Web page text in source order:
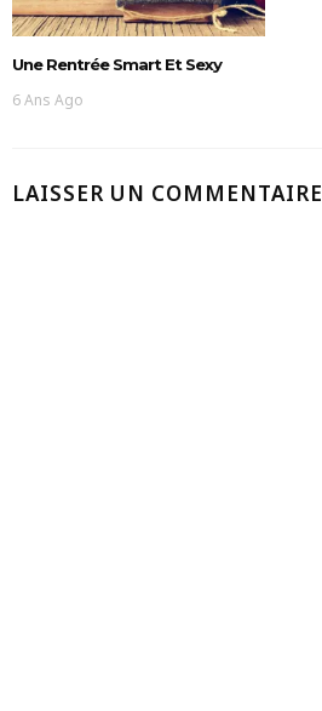
Une Rentrée Smart Et Sexy
6 Ans Ago
LAISSER UN COMMENTAIRE